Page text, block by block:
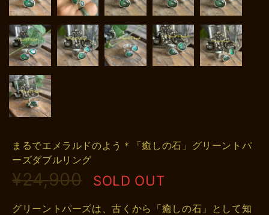
まるでエメラルドのよう＊「癒しの石」グリーントパ
ーズダブルリング
¥24,900 SOLD OUT
グリーントパーズは、古くから「癒しの石」として知